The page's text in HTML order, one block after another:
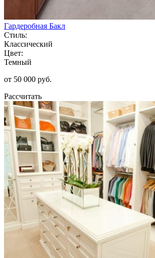
Гардеробная Бакл
Стиль:
Классический
Цвет:
Темный
от 50 000 руб.
Рассчитать